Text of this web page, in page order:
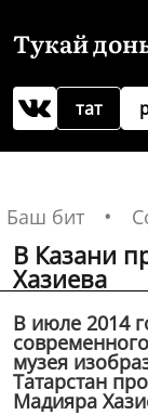
Тукай
тат
Баш бит
В Казани
Хазиева
В июле 2014
музея
Татарстан
Мадияра